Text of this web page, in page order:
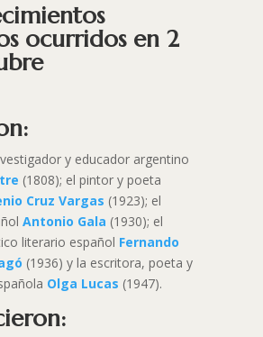
ocurridos en 2
y educador argentino
(1808); el pintor y poeta
Cruz Vargas (1923); el
Antonio Gala (1930); el
literario español Fernando
(1936) y la escritora, poeta y
Olga Lucas (1947).